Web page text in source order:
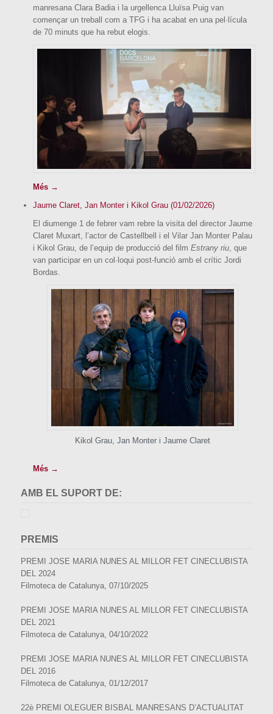
manresana Clara Badia i la urgellenca Lluïsa Puig van
començar un treball com a TFG i ha acabat en una pel·lícula
de 70 minuts que ha rebut elogis.
Més →
Jaume Claret, Jan Monter i Kikol Grau (01/02/2026)
El diumenge 1 de febrer vam rebre la visita del director Jaume
Claret Muxart, l’actor de Castellbell i el Vilar Jan Monter Palau
i Kikol Grau, de l’equip de producció del film Estrany riu, que
van participar en un col·loqui post-funció amb el crític Jordi
Bordas.
Kikol Grau, Jan Monter i Jaume Claret
Més →
AMB EL SUPORT DE:
PREMIS
PREMI JOSE MARIA NUNES AL MILLOR FET CINECLUBISTA
DEL 2024
Filmoteca de Catalunya, 07/10/2025
PREMI JOSE MARIA NUNES AL MILLOR FET CINECLUBISTA
DEL 2021
Filmoteca de Catalunya, 04/10/2022
PREMI JOSE MARIA NUNES AL MILLOR FET CINECLUBISTA
DEL 2016
Filmoteca de Catalunya, 01/12/2017
22è PREMI OLEGUER BISBAL MANRESANS D’ACTUALITAT